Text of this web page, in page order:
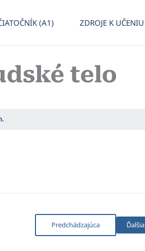
(A1) ZDROJE K UČENIU
telo
Predchádzajúca Ďalšia